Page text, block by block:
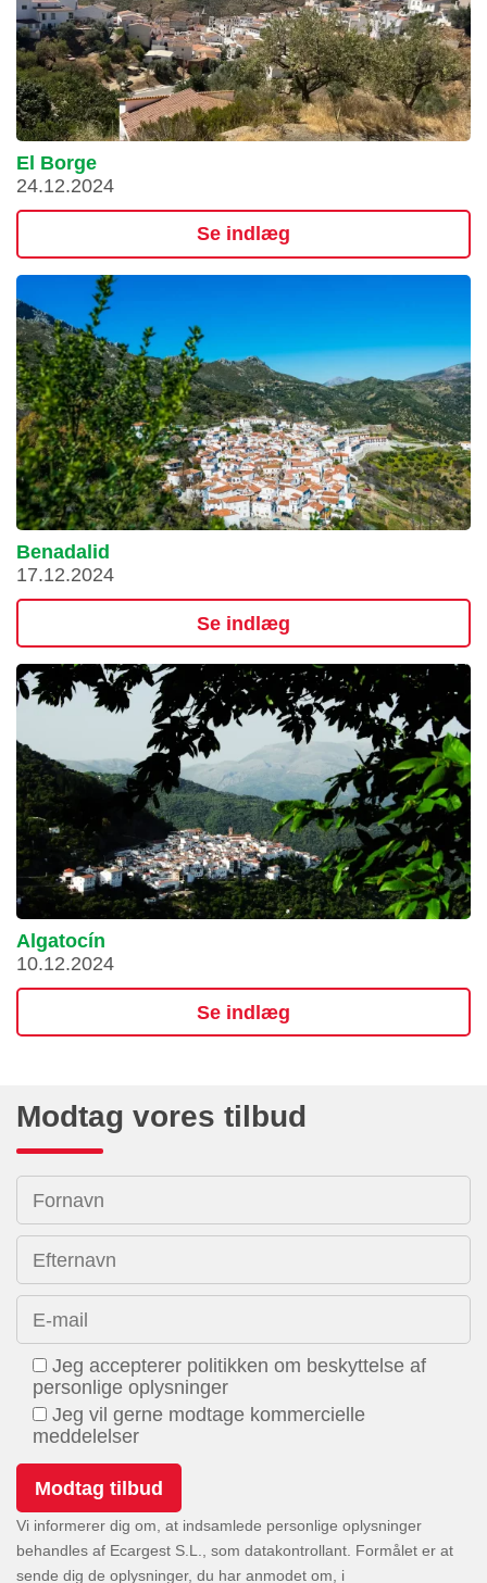
El Borge
24.12.2024
Se indlæg
Benadalid
17.12.2024
Se indlæg
Algatocín
10.12.2024
Se indlæg
Modtag vores tilbud
Fornavn
Efternavn
E-mail
Jeg accepterer politikken om beskyttelse af
personlige oplysninger
Jeg vil gerne modtage kommercielle
meddelelser
Vi informerer dig om, at indsamlede personlige oplysninger
behandles af Ecargest S.L., som datakontrollant. Formålet er at
sende dig de oplysninger, du har anmodet om, i